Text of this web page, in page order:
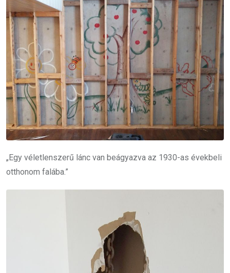
„Egy véletlenszerű lánc van beágyazva az 1930-as évekbeli
otthonom falába.”